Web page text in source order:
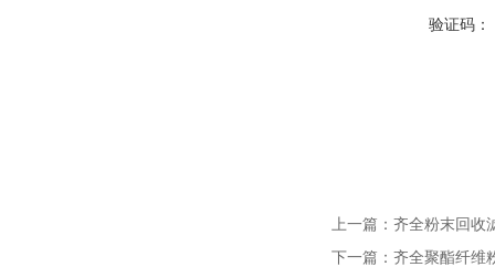
验证码：
上一篇： 齐全粉末回收
下一篇： 齐全聚酯纤维